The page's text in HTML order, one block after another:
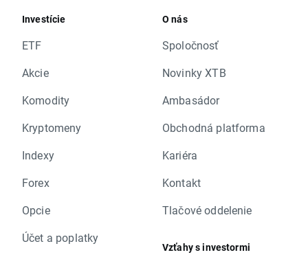
Investície
ETF
Akcie
Komodity
Kryptomeny
Indexy
Forex
Opcie
Účet a poplatky
O nás
Spoločnosť
Novinky XTB
Ambasádor
Obchodná platforma
Kariéra
Kontakt
Tlačové oddelenie
Vzťahy s investormi